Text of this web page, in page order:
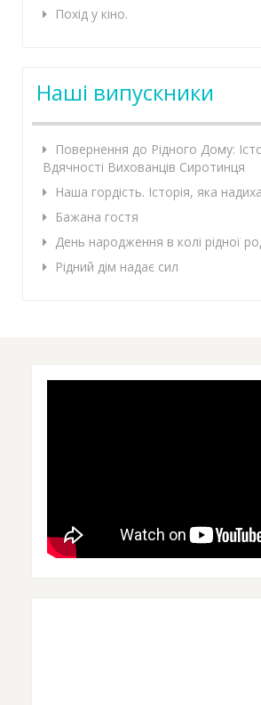
Похід у кіно.
Наші випускники
Повернення до Рідного Дому:
Вдячності Вихованців Сиротинця
Наша гордість. Історія, яка
Бажана гостя
День народження в колі рідної
Рідний дім надає сил